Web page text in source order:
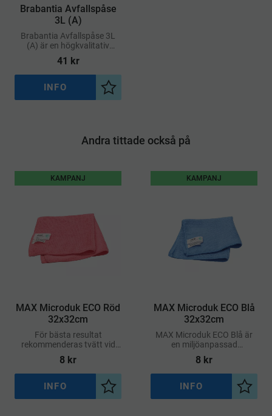
Brabantia Avfallspåse
3L (A)
Brabantia Avfallspåse 3L
(A) är en högkvalitativ
soppåse designad för
perfekt passform i
Brabantias pedalhinkar med
kod A
41 kr
Lägg till i önskelista
INFO
Andra tittade också på
MAX Microduk ECO Röd
32x32cm
För bästa resultat
rekommenderas tvätt vid
60°C, vilket är mer skonsamt
för miljön
8 kr
KAMPANJ
Lägg till i önskelista
INFO
MAX Microduk ECO Blå
32x32cm
MAX Microduk ECO Blå är
en miljöanpassad
mikrofiberduk med bra
kvalitet och funktion
8 kr
KAMPANJ
Lägg
INFO